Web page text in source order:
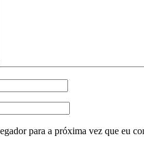
para a próxima vez que eu